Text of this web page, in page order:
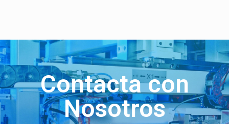
Contacta con
Nosotros